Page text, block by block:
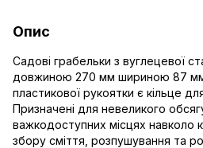
Опис
Садові грабельки з вуглецевої
довжиною 270 мм шириною 87 мм.
пластикової рукоятки є кільце
Призначені для невеликого
важкодоступних місцях навколо
збору сміття, розпушування та